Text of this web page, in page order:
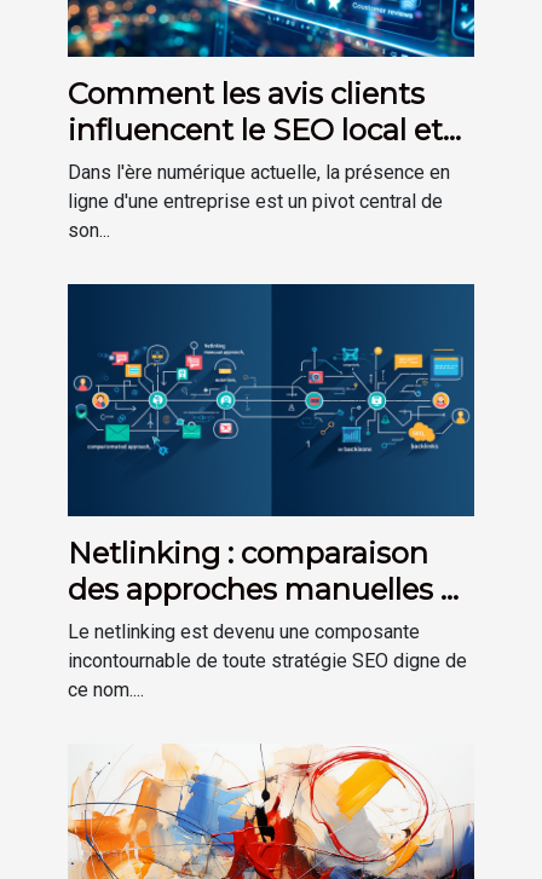
Comment les avis clients
influencent le SEO local et
l'e-réputation
Dans l'ère numérique actuelle, la présence en
ligne d'une entreprise est un pivot central de
son...
Netlinking : comparaison
des approches manuelles et
automatisées
Le netlinking est devenu une composante
incontournable de toute stratégie SEO digne de
ce nom....